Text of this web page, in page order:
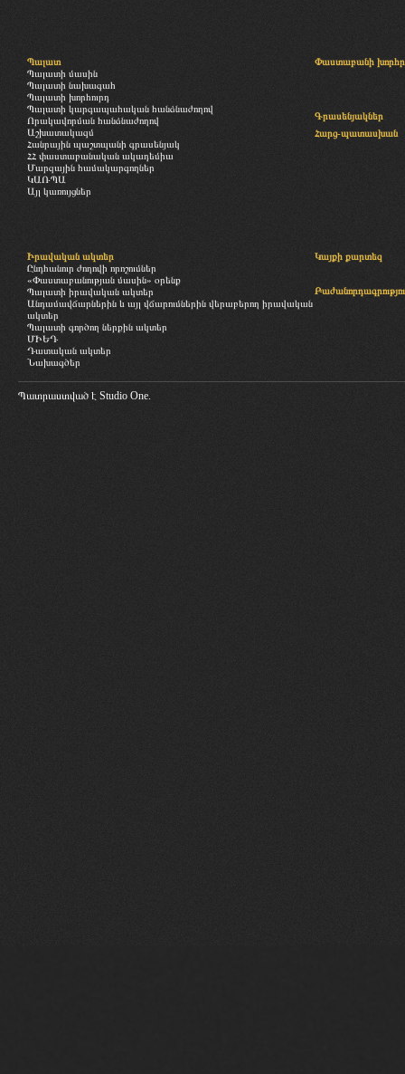
Պալատ
Պալատի մասին
Պալատի նախագահ
Պալատի խորհուրդ
Պալատի կարգապահական հանձնաժողով
Որակավորման հանձնաժողով
Աշխատակազմ
Հանրային պաշտպանի գրասենյակ
ՀՀ փաստաբանական ակադեմիա
Մարզային համակարգողներ
ԿԱՌՊԱ
Այլ կառույցներ
Փաստաբանի
Գրասենյակներ
Հարց-պատասխան
Իրավական ակտեր
Ընդհանուր ժողովի որոշումներ
«Փաստաբանության մասին» օրենք
Պալատի իրավական ակտեր
Անդամավճարներին և այլ վճարումներին վերաբերող իրավական
ակտեր
Պալատի գործող ներքին ակտեր
ՄԻԵԴ
Դատական ակտեր
Նախագծեր
Կայքի քարտեզ
Պատրաստված է Studio One.